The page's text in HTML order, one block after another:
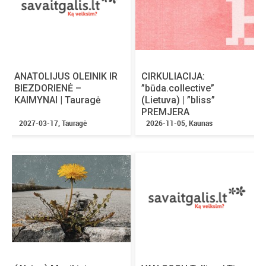
https://youtu.be/zrOarDbU_5Q?si=fT9vxkj1Q95zsPhf
https://youtu.be/lBGcloF8LIY?si=JxUp-Q0CwdNI9M10
#BalticHive
Perkant 10 ir daugiau bilietų galite kreiptis:
vipklientai@bilietai.lt
Durys atidaromos:~18:00
Renginio trukmė:~3:00
Pertraukos:yra
Renginio kalba:anglų
ANATOLIJUS OLEINIK IR
BIEZDORIENĖ –
KAIMYNAI | Tauragė
2027-03-17, Tauragė
CIRKULIACIJA:
”būda.collective”
(Lietuva) | ”bliss”
PREMJERA
2026-11-05, Kaunas